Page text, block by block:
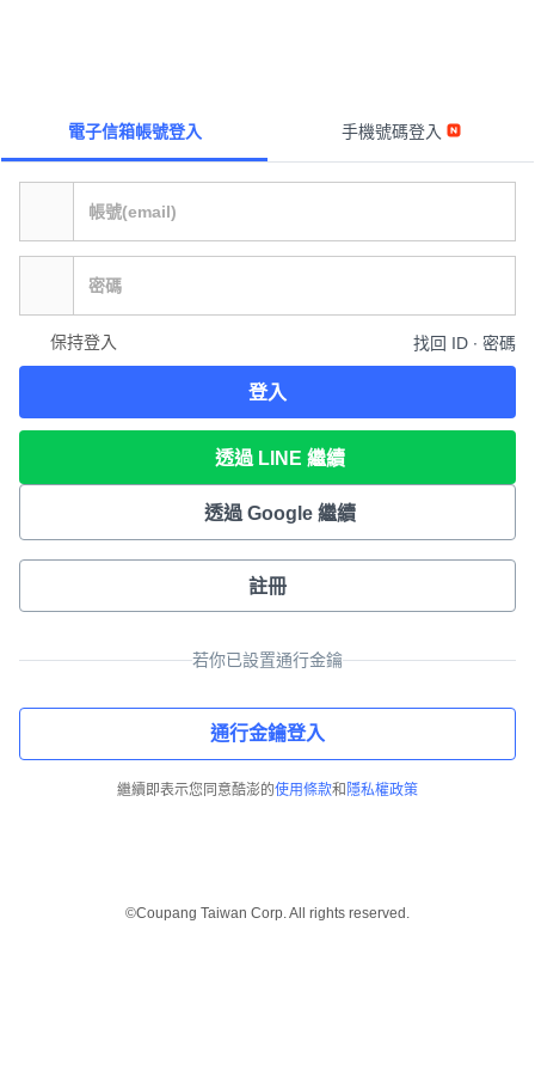
電子信箱帳號登入 手機號碼登入
保持登入 找回 ID ∙ 密碼
登入
透過 LINE 繼續
透過 Google 繼續
註冊
若你已設置通行金鑰
通行金鑰登入
繼續即表示您同意酷澎的使用條款和 隱私權政策
©Coupang Taiwan Corp. All rights reserved.